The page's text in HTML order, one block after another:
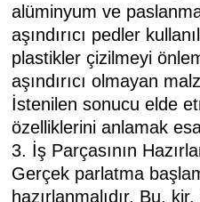
alüminyum ve
aşındırıcı pedler
plastikler çizilmeyi
aşındırıcı olmayan
İstenilen sonucu elde
özelliklerini anlamak
3. İş Parçasının
Gerçek parlatma
hazırlanmalıdır. Bu,